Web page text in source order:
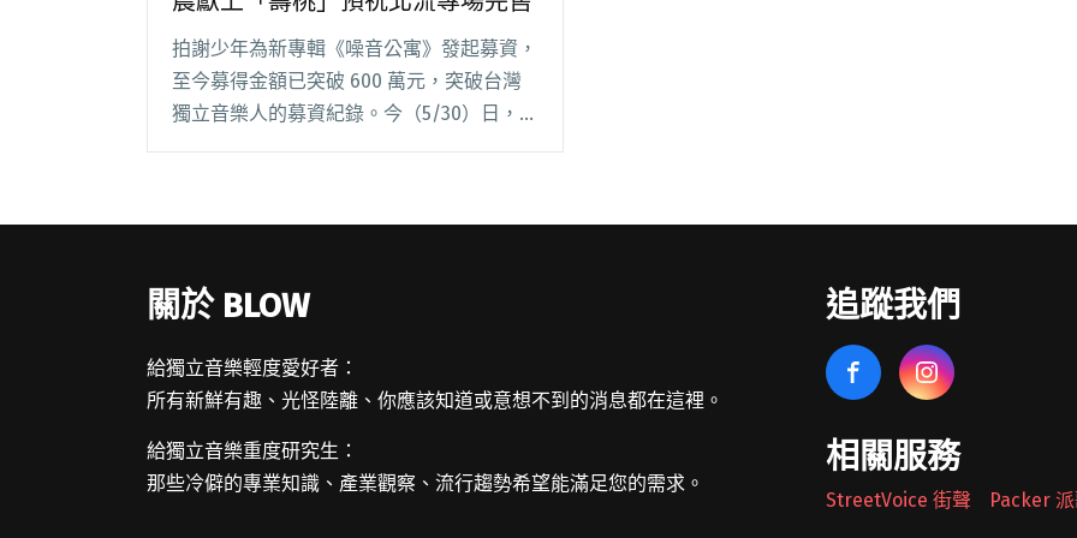
拍謝少年為新專輯《噪音公寓》發起募資，
至今募得金額已突破 600 萬元，突破台灣
獨立音樂人的募資紀錄。今（5/30）日，
他們回到熟悉的 livehouse 場地，舉辦成團
關於 BLOW
給獨立音樂輕度愛好者：
所有新鮮有趣、光怪陸離、你應該知道或意想不到的消息都在這裡。
給獨立音樂重度研究生：
那些冷僻的專業知識、產業觀察、流行趨勢希望能滿足您的需求。
追蹤我們
相關服務
StreetVoice 街聲 Packer